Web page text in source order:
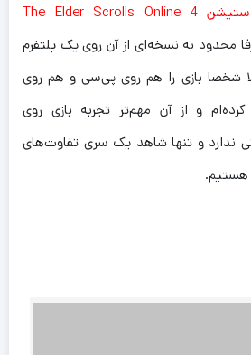
بازی پلی استیشن 4 The Elder Scrolls Online
محدود به نسخه‌ای از آن روی یک پلتفرم
شخصا بازی را هم روی پی‌سی و هم روی
و از آن مهم‌تر تجربه بازی روی
ندارد و تنها شاهد یک سری تفاوت‌های
هستیم.